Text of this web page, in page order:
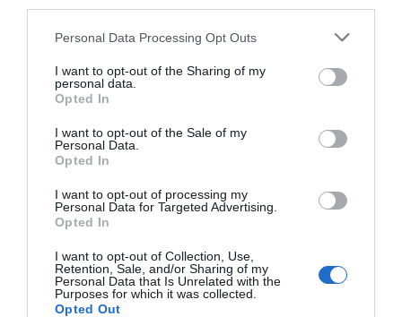
Please note that this website/app uses one or more Google
not limited to your visit or usage behaviour. You may click to
grant or deny consent to Google and its third-party tags to
use your data for below specified purposes in below Google
consent section.
Personal Data Processing Opt Outs
I want to opt-out of the Sharing of my
personal data.
Opted In
I want to opt-out of the Sale of my
Personal Data.
Opted In
I want to opt-out of processing my
Personal Data for Targeted Advertising.
Opted In
I want to opt-out of Collection, Use,
Retention, Sale, and/or Sharing of my
Personal Data that Is Unrelated with the
Purposes for which it was collected.
Opted Out
ΣΧΟΛΙΑ